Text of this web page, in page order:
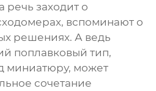
речь заходит о
вспоминают о
решениях. А ведь
поплавковый тип,
миниатюру, может
сочетание